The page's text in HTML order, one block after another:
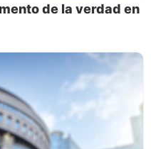
de la verdad en